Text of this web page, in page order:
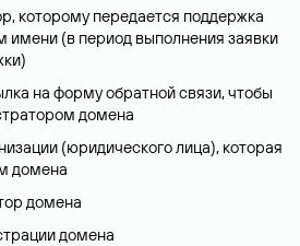
которому передается поддержка
имени (в период выполнения заявки
на форму обратной связи, чтобы
домена
(юридического лица), которая
домена
домена
домена